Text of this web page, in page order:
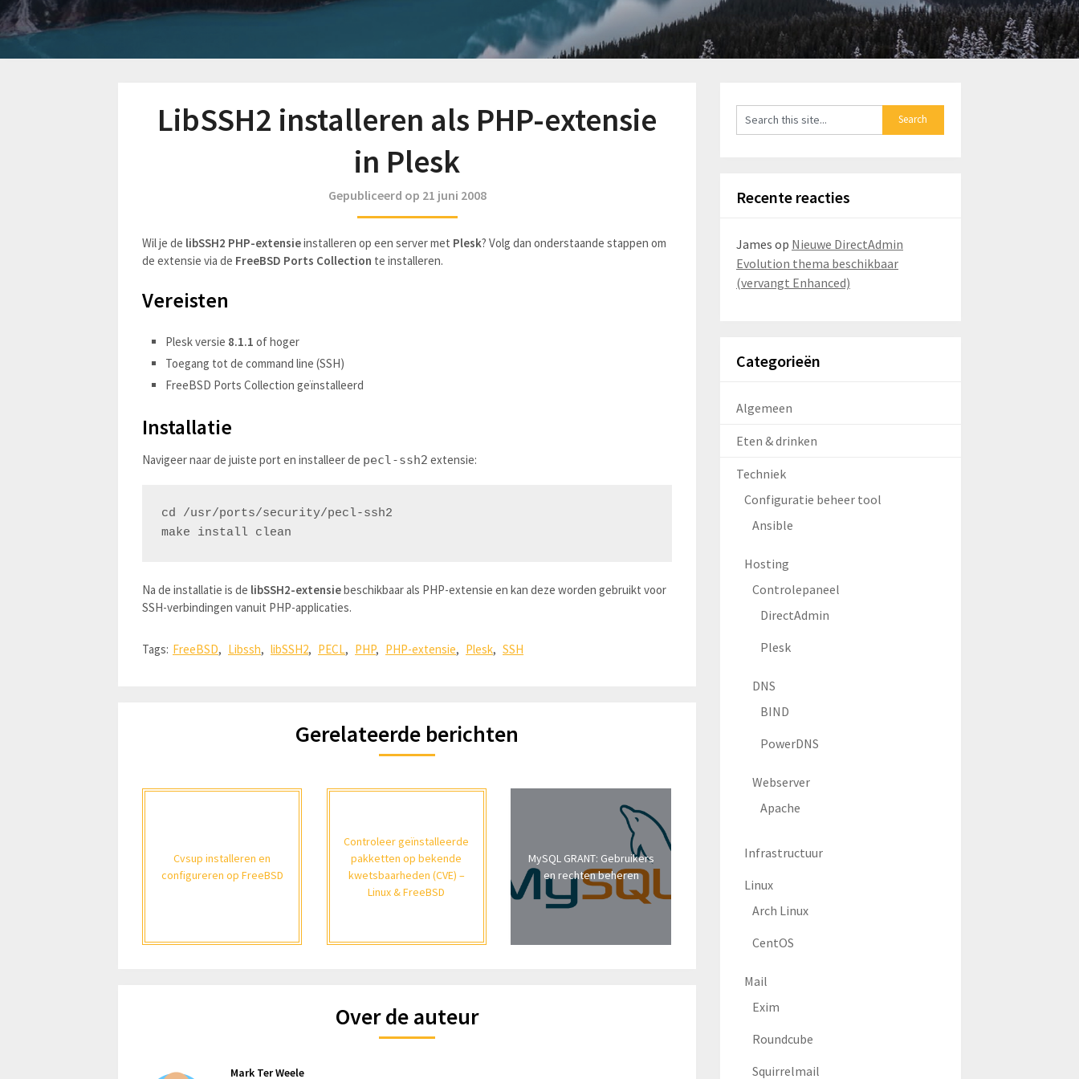
LibSSH2 installeren als PHP-extensie
in Plesk
Gepubliceerd op 21 juni 2008
Wil je de libSSH2 PHP-extensieinstalleren op een server met Plesk? Volg dan onderstaande stappen om
de extensie via de FreeBSD Ports Collection te installeren.
Vereisten
Plesk versie 8.1.1 of hoger
Toegang tot de command line (SSH)
FreeBSD Ports Collection geïnstalleerd
Installatie
Navigeer naar de juiste port en installeer de pecl-ssh2 extensie:
cd /usr/ports/security/pecl-ssh2
Na de installatie is de libSSH2-extensiebeschikbaar als PHP-extensie en kan deze worden gebruikt voor
SSH-verbindingen vanuit PHP-applicaties.
Tags: FreeBSD, Libssh, libSSH2, PECL, PHP, PHP-extensie, Plesk, SSH
Gerelateerde berichten
Cvsup installeren en
configureren op FreeBSD
Controleer geïnstalleerde
pakketten op bekende
kwetsbaarheden (CVE) –
Linux & FreeBSD
MySQL GRANT: Gebruikers
en rechten beheren
Over de auteur
Mark Ter Weele
Recente reacties
James op Nieuwe DirectAdmin
Evolution thema beschikbaar
(vervangt Enhanced)
Categorieën
Algemeen
Eten & drinken
Techniek
Configuratie beheer tool
Ansible
Hosting
Controlepaneel
DirectAdmin
Plesk
DNS
BIND
PowerDNS
Webserver
Apache
Infrastructuur
Linux
Arch Linux
CentOS
Mail
Exim
Roundcube
Squirrelmail